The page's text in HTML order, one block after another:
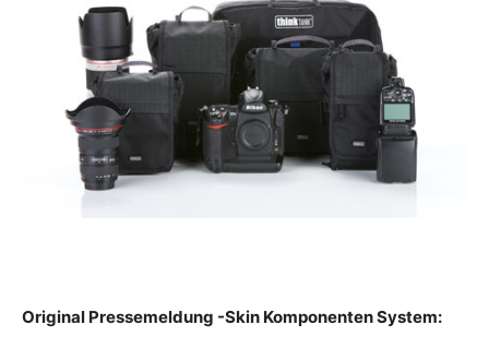
Original Pressemeldung -Skin Komponenten System: